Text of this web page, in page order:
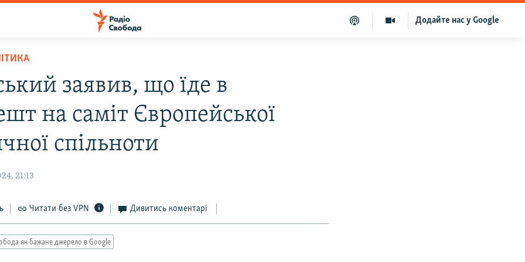
Додайте нас у Google
заявив, що їде в
на саміт Європейської
спільноти
21:13
Читати без VPN Дивитись коментарі
як бажане джерело в Google